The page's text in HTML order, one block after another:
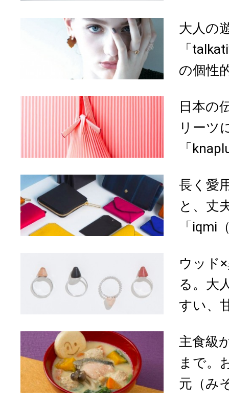
大人の
「
の個性
日本の
リーツ
「
長く愛
と、丈
「iqmi
ウッド
る。大
すい、
主食級
まで。
元（み